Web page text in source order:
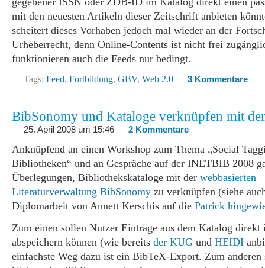
mit den neuesten Artikeln dieser Zeitschrift anbieten
scheitert dieses Vorhaben jedoch mal wieder an der
Urheberrecht, denn Online-Contents ist nicht frei
funktionieren auch die Feeds nur bedingt.
Tags: Feed, Fortbildung, GBV, Web 2.0 3 Kommentare
BibSonomy und Kataloge verknüpfen mit
25. April 2008 um 15:46 2 Kommentare
Anknüpfend an einen Workshop zum Thema „Social
Bibliotheken“ und an Gespräche auf der INETBIB 2008
Überlegungen, Bibliothekskataloge mit der webbasierten
Literaturverwaltung BibSonomy zu verknüpfen (siehe
Diplomarbeit von Annett Kerschis auf die Patrick
Zum einen sollen Nutzer Einträge aus dem Katalog
abspeichern können (wie bereits der KUG und HEIDI
einfachste Weg dazu ist ein BibTeX-Export. Zum anderen